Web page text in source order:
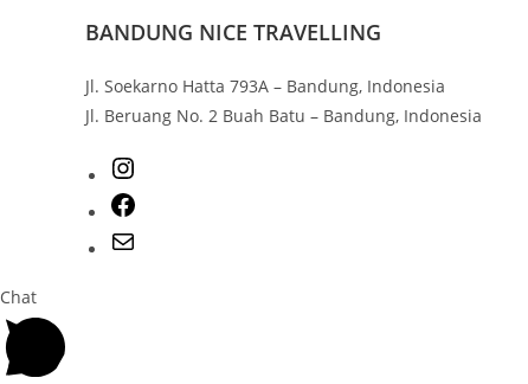
BANDUNG NICE TRAVELLING
Jl. Soekarno Hatta 793A – Bandung, Indonesia
Jl. Beruang No. 2 Buah Batu – Bandung, Indonesia
Chat